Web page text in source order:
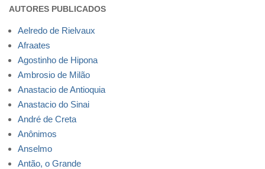
AUTORES PUBLICADOS
Aelredo de Rielvaux
Afraates
Agostinho de Hipona
Ambrosio de Milão
Anastacio de Antioquia
Anastacio do Sinai
André de Creta
Anônimos
Anselmo
Antão, o Grande